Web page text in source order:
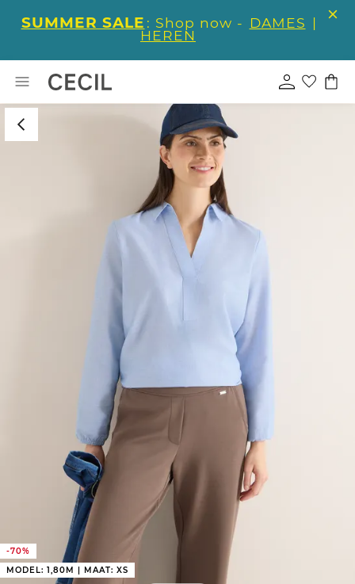
SUMMER SALE : Shop now - DAMES |
HEREN
-70%
MODEL: 1,80M | MAAT: XS